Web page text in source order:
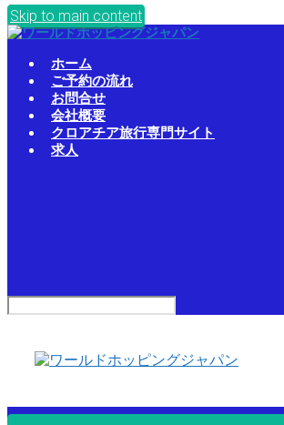
Skip to main content
ホーム
ご予約の流れ
お問合せ
会社概要
クロアチア旅行専門サイト
求人